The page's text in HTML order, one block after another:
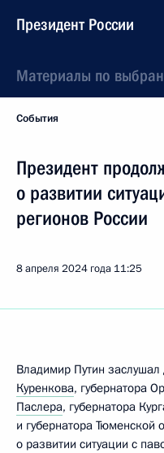
Президент России
Материалы по
События
Президент
о развитии
регионов России
8 апреля 2024 года 11:25
Владимир Путин
Куренкова, губернатора
Паслера, губернатора
и губернатора Тюменской
о развитии ситуации с